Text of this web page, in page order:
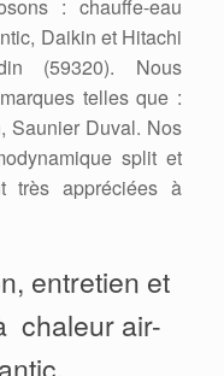
: chauffe-eau
Daikin et Hitachi
(59320). Nous
telles que :
Saunier Duval. Nos
split et
très appréciées à
entretien et
chaleur air-